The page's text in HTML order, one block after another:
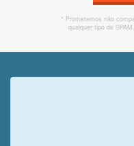
* Prometemos não
qualquer tipo de